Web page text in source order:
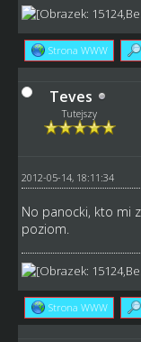
Strona WWW
Teves
Tutejszy
2012-05-14, 18:11:34
No panocki, kto mi
poziom.
Strona WWW